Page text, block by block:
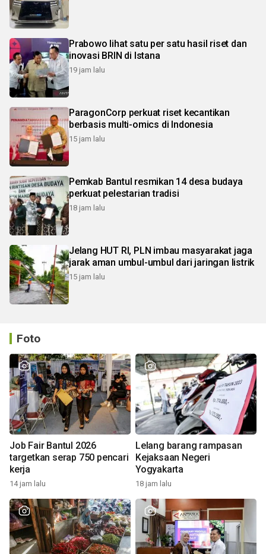
Prabowo lihat satu per satu hasil riset dan
inovasi BRIN di Istana
19 jam lalu
ParagonCorp perkuat riset kecantikan
berbasis multi-omics di Indonesia
15 jam lalu
Pemkab Bantul resmikan 14 desa budaya
perkuat pelestarian tradisi
18 jam lalu
Jelang HUT RI, PLN imbau masyarakat jaga
jarak aman umbul-umbul dari jaringan listrik
15 jam lalu
Foto
Job Fair Bantul 2026
targetkan serap 750 pencari
kerja
14 jam lalu
Lelang barang rampasan
Kejaksaan Negeri
Yogyakarta
18 jam lalu